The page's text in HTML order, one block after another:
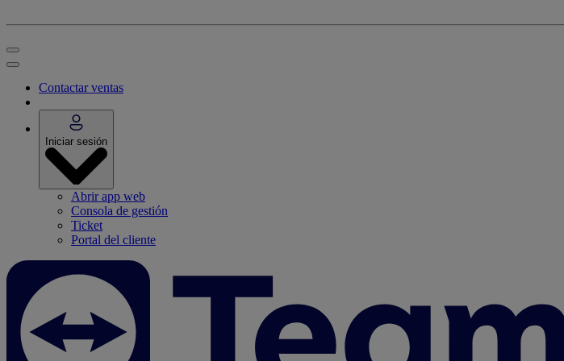
Contactar ventas
Iniciar sesión
Abrir app web
Consola de gestión
Ticket
Portal del cliente